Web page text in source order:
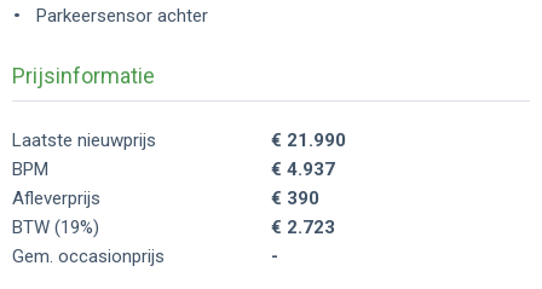
Parkeersensor achter
Prijsinformatie
Laatste nieuwprijs
€ 21.990
BPM
€ 4.937
Afleverprijs
€ 390
BTW (19%)
€ 2.723
Gem. occasionprijs
-